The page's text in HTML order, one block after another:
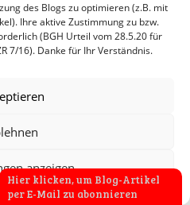
des Blogs zu optimieren (z.B. mit
Ihre aktive Zustimmung zu bzw.
(BGH Urteil vom 28.5.20 für
7/16). Danke für Ihr Verständnis.
anzeigen
2018 nach 34 Jahren bei
wäre, als Anton
gegen die…
zuErste
untersucht: Hätte die
bei Bürgern? Spoiler:
Hier klicken, um Blog-Artikel
per E-Mail zu abonnieren